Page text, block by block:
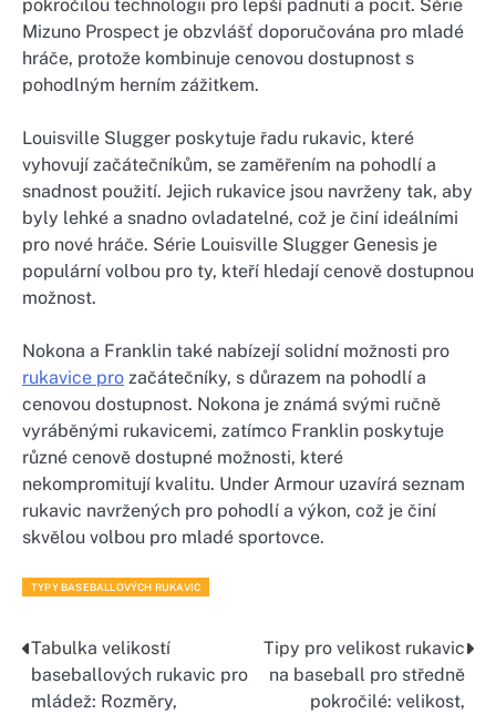
pokročilou technologii pro lepší padnutí a pocit. Série
Mizuno Prospect je obzvlášť doporučována pro mladé
hráče, protože kombinuje cenovou dostupnost s
pohodlným herním zážitkem.
Louisville Slugger poskytuje řadu rukavic, které
vyhovují začátečníkům, se zaměřením na pohodlí a
snadnost použití. Jejich rukavice jsou navrženy tak, aby
byly lehké a snadno ovladatelné, což je činí ideálními
pro nové hráče. Série Louisville Slugger Genesis je
populární volbou pro ty, kteří hledají cenově dostupnou
možnost.
Nokona a Franklin také nabízejí solidní možnosti pro
rukavice pro začátečníky, s důrazem na pohodlí a
cenovou dostupnost. Nokona je známá svými ručně
vyráběnými rukavicemi, zatímco Franklin poskytuje
různé cenově dostupné možnosti, které
nekompromitují kvalitu. Under Armour uzavírá seznam
rukavic navržených pro pohodlí a výkon, což je činí
skvělou volbou pro mladé sportovce.
TYPY BASEBALLOVÝCH RUKAVIC
Post
navigation
Tabulka velikostí
baseballových rukavic pro
mládež: Rozměry,
Tipy pro velikost rukavic
na baseball pro středně
pokročilé: velikost,